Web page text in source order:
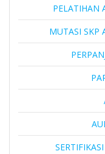
PELATIHAN
MUTASI SKP